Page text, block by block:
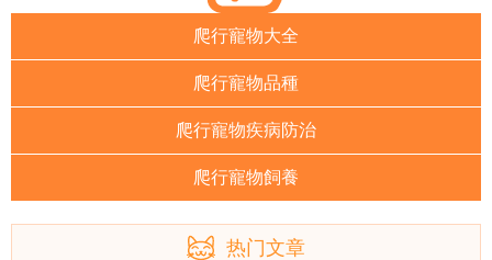
爬行寵物大全
爬行寵物品種
爬行寵物疾病防治
爬行寵物飼養
热门文章